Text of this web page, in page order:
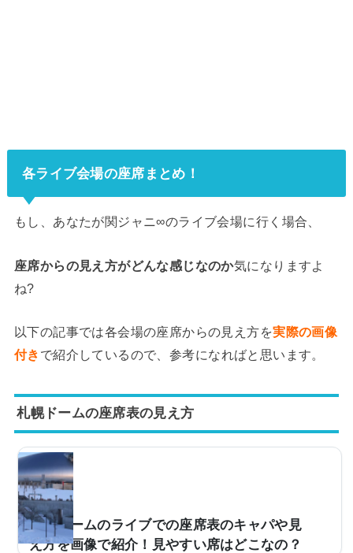
各ライブ会場の座席まとめ！
もし、あなたが関ジャニ∞のライブ会場に行く場合、
座席からの見え方がどんな感じなのか気になりますよ
ね?
以下の記事では各会場の座席からの見え方を実際の画像
付き で紹介しているので、参考になればと思います。
札幌ドームの座席表の見え方
札幌ドームのライブでの座席表のキャパや見
え方を画像で紹介！見やすい席はどこなの？